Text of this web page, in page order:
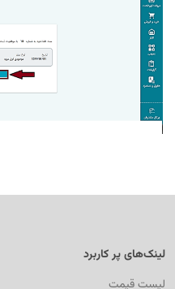
لینک‌های پر کاربرد
لیست قیمت